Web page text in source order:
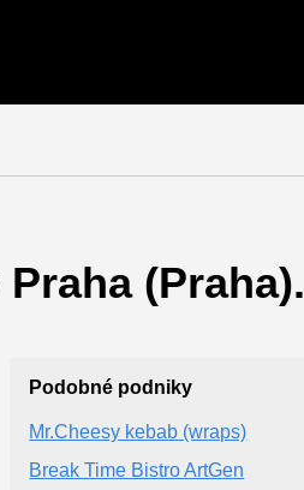
(Praha).
Podobné podniky
Mr.Cheesy kebab (wraps)
Break Time Bistro ArtGen